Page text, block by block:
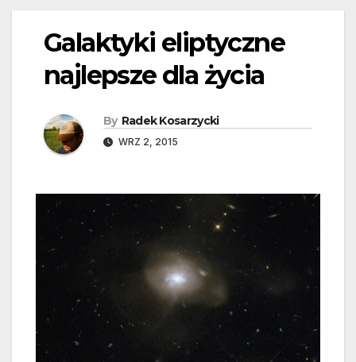
Galaktyki eliptyczne
najlepsze dla życia
By Radek Kosarzycki
WRZ 2, 2015